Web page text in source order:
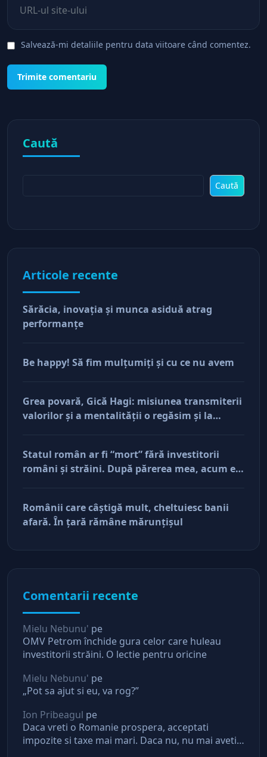
Salvează-mi detaliile pentru data viitoare când comentez.
Caută
Caută
Articole recente
Sărăcia, inovaţia şi munca asiduă atrag
performanţe
Be happy! Să fim mulţumiţi şi cu ce nu avem
Grea povară, Gică Hagi: misiunea transmiterii
valorilor şi a mentalităţii o regăsim şi la
Statul român ar fi “mort” fără investitorii
români şi străini. După părerea mea, acum e
Românii care câştigă mult, cheltuiesc banii
afară. În ţară rămâne mărunţişul
Comentarii recente
Mielu Nebunu' pe
OMV Petrom închide gura celor care huleau
investitorii străini. O lectie pentru oricine
Mielu Nebunu' pe
„Pot sa ajut si eu, va rog?”
Ion Pribeagul pe
Daca vreti o Romanie prospera, acceptati
impozite si taxe mai mari. Daca nu, nu mai aveti